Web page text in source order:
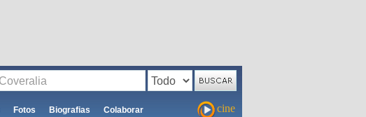
Fotos Biografias Colaborar cine